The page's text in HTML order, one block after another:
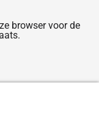
browser voor de